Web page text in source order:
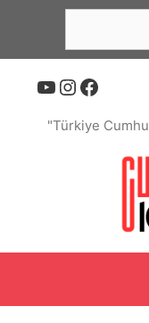
YouTube
Instagram
"Türkiye